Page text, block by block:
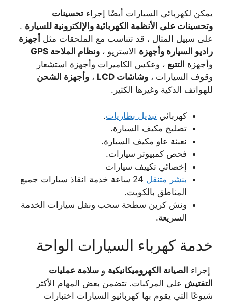
يمكن لكهربائي السيارات أيضًا إجراء تحسينات
وتحسينات على الأنظمة الكهربائية والإلكترونية للسيارة .
على سبيل المثال ، قد تتناسب مع الملحقات مثل أجهزة
راديو السيارة وأجهزة الاستريو ، ونظام الملاحة GPS
وأجهزة التتبع ، وعكس الكاميرات وأجهزة استشعار
وقوف السيارات ، وشاشات LCD ، وأجهزة الشحن
للهواتف الذكية وغيرها الكثير.
كهربائي تبديل بطاريات.
تصليح مكيف السيارة.
نعبئة عاو مكيف السيارة.
فحص كمبيوتر سيارات.
إخصائي تكييف سيارات
بنشر متنقل
24 ساعة خدمة انقاذ سيارات جميع
المناطق بالكويت.
ونش كرين سطحة سحب ونقل سيارات الخدمة
السريعة.
خدمة كهرباء السيارات الواحة
إجراء الصيانة الكهروميكانيكية و سلامة عمليات
التفتيش على المركبات. تتضمن بعض المهام الأكثر
شيوعًا التي يقوم بها كهربائيو السيارات اختبارات